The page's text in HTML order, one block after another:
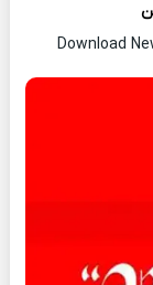
Download